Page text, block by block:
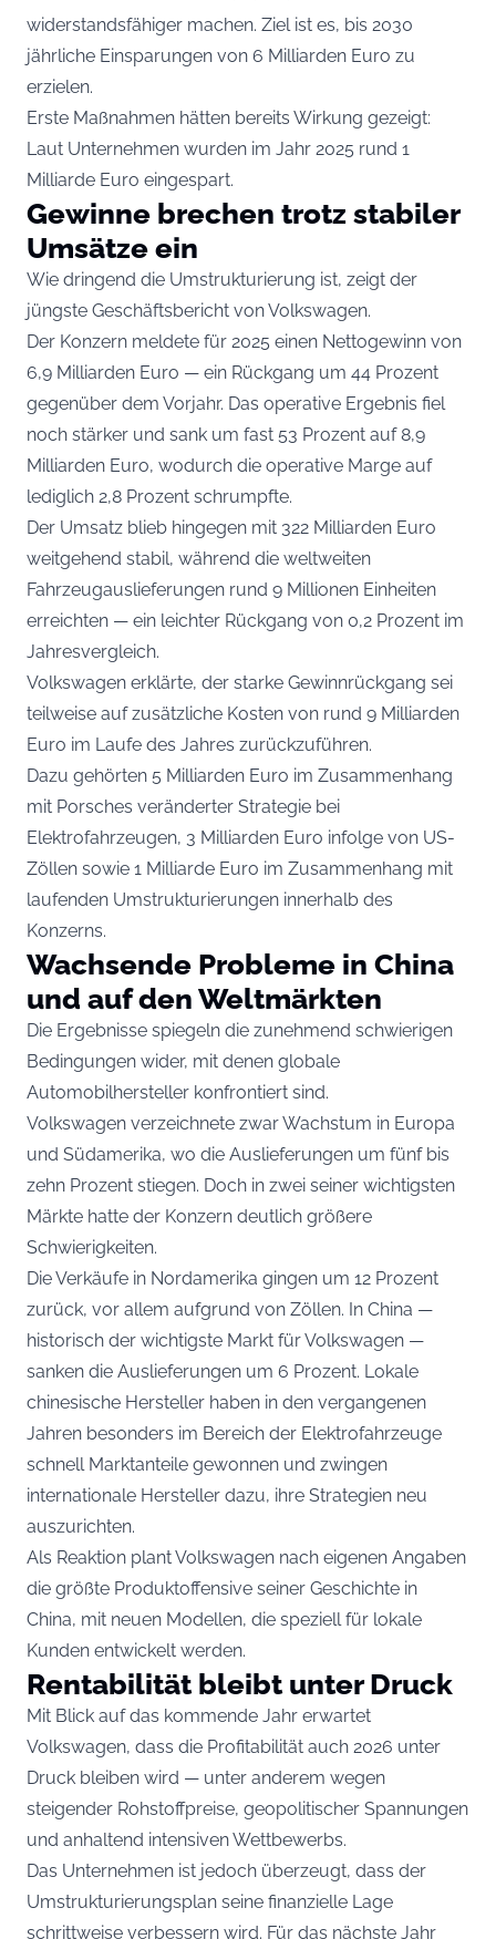
widerstandsfähiger machen. Ziel ist es, bis 2030
jährliche Einsparungen von 6 Milliarden Euro zu
erzielen.
Erste Maßnahmen hätten bereits Wirkung gezeigt:
Laut Unternehmen wurden im Jahr 2025 rund 1
Milliarde Euro eingespart.
Gewinne brechen trotz stabiler
Umsätze ein
Wie dringend die Umstrukturierung ist, zeigt der
jüngste Geschäftsbericht von Volkswagen.
Der Konzern meldete für 2025 einen Nettogewinn von
6,9 Milliarden Euro — ein Rückgang um 44 Prozent
gegenüber dem Vorjahr. Das operative Ergebnis fiel
noch stärker und sank um fast 53 Prozent auf 8,9
Milliarden Euro, wodurch die operative Marge auf
lediglich 2,8 Prozent schrumpfte.
Der Umsatz blieb hingegen mit 322 Milliarden Euro
weitgehend stabil, während die weltweiten
Fahrzeugauslieferungen rund 9 Millionen Einheiten
erreichten — ein leichter Rückgang von 0,2 Prozent im
Jahresvergleich.
Volkswagen erklärte, der starke Gewinnrückgang sei
teilweise auf zusätzliche Kosten von rund 9 Milliarden
Euro im Laufe des Jahres zurückzuführen.
Dazu gehörten 5 Milliarden Euro im Zusammenhang
mit Porsches veränderter Strategie bei
Elektrofahrzeugen, 3 Milliarden Euro infolge von US-
Zöllen sowie 1 Milliarde Euro im Zusammenhang mit
laufenden Umstrukturierungen innerhalb des
Konzerns.
Wachsende Probleme in China
und auf den Weltmärkten
Die Ergebnisse spiegeln die zunehmend schwierigen
Bedingungen wider, mit denen globale
Automobilhersteller konfrontiert sind.
Volkswagen verzeichnete zwar Wachstum in Europa
und Südamerika, wo die Auslieferungen um fünf bis
zehn Prozent stiegen. Doch in zwei seiner wichtigsten
Märkte hatte der Konzern deutlich größere
Schwierigkeiten.
Die Verkäufe in Nordamerika gingen um 12 Prozent
zurück, vor allem aufgrund von Zöllen. In China —
historisch der wichtigste Markt für Volkswagen —
sanken die Auslieferungen um 6 Prozent. Lokale
chinesische Hersteller haben in den vergangenen
Jahren besonders im Bereich der Elektrofahrzeuge
schnell Marktanteile gewonnen und zwingen
internationale Hersteller dazu, ihre Strategien neu
auszurichten.
Als Reaktion plant Volkswagen nach eigenen Angaben
die größte Produktoffensive seiner Geschichte in
China, mit neuen Modellen, die speziell für lokale
Kunden entwickelt werden.
Rentabilität bleibt unter Druck
Mit Blick auf das kommende Jahr erwartet
Volkswagen, dass die Profitabilität auch 2026 unter
Druck bleiben wird — unter anderem wegen
steigender Rohstoffpreise, geopolitischer Spannungen
und anhaltend intensiven Wettbewerbs.
Das Unternehmen ist jedoch überzeugt, dass der
Umstrukturierungsplan seine finanzielle Lage
schrittweise verbessern wird. Für das nächste Jahr